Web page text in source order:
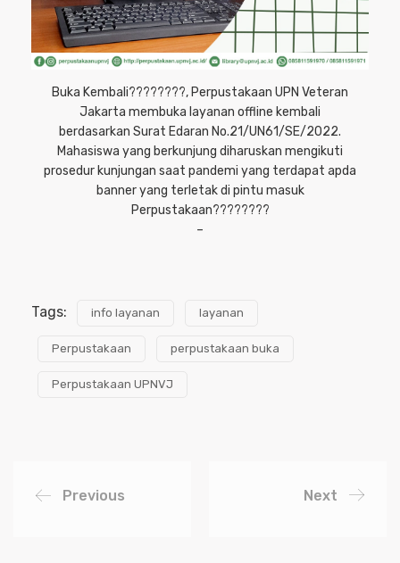
Buka Kembali????????, Perpustakaan UPN Veteran
Jakarta membuka layanan offline kembali
berdasarkan Surat Edaran No.21/UN61/SE/2022.
Mahasiswa yang berkunjung diharuskan mengikuti
prosedur kunjungan saat pandemi yang terdapat apda
banner yang terletak di pintu masuk
Perpustakaan????????
–
Tags: info layanan layanan
Perpustakaan perpustakaan buka
Perpustakaan UPNVJ
Previous Next